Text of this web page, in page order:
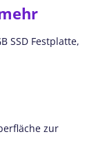
SSD Festplatte,
zur